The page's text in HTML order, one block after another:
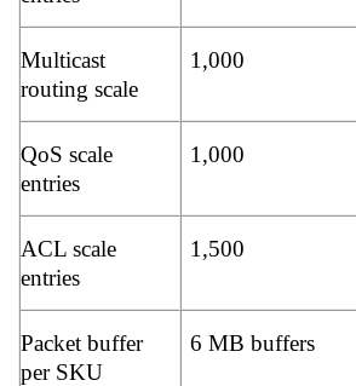
Multicast
routing scale
1,000
QoS scale
entries
1,000
ACL scale
entries
1,500
Packet buffer
per SKU
6 MB buffers